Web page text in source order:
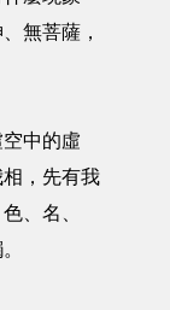
無菩薩，
中的虛
，先有我
、名、